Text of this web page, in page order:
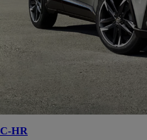
C-HR